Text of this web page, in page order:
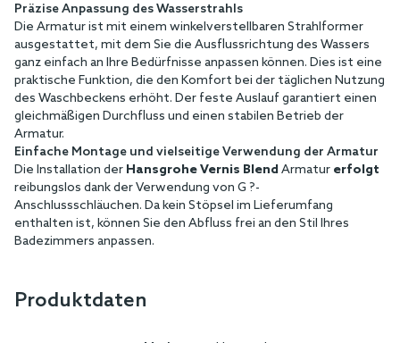
Präzise Anpassung des Wasserstrahls
Die Armatur ist mit einem winkelverstellbaren Strahlformer
ausgestattet, mit dem Sie die Ausflussrichtung des Wassers
ganz einfach an Ihre Bedürfnisse anpassen können. Dies ist eine
praktische Funktion, die den Komfort bei der täglichen Nutzung
des Waschbeckens erhöht. Der feste Auslauf garantiert einen
gleichmäßigen Durchfluss und einen stabilen Betrieb der
Armatur.
Einfache Montage und vielseitige Verwendung der Armatur
Die Installation der Hansgrohe Vernis BlendArmatur erfolgt
reibungslos dank der Verwendung von G ?-
Anschlussschläuchen. Da kein Stöpsel im Lieferumfang
enthalten ist, können Sie den Abfluss frei an den Stil Ihres
Badezimmers anpassen.
Produktdaten